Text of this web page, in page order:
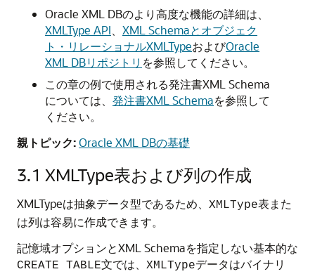
Oracle XML DBのより高度な機能の詳細は、
XMLType API
XML Schemaとオブジェク
ト・リレーショナルXMLTypeおよびOracle
XML DBリポジトリ を参照してください。
この章の例で使用される発注書XML Schema
については、 発注書XML Schemaを参照して
ください。
親トピック:Oracle XML DBの基礎
3.1 XMLType表および列の作成
XMLTypeは抽象データ型であるため、 XMLType表また
は列は容易に作成できます。
記憶域オプションとXML Schemaを指定しない基本的な
CREATE TABLE文では、 XMLTypeデータはバイナリ